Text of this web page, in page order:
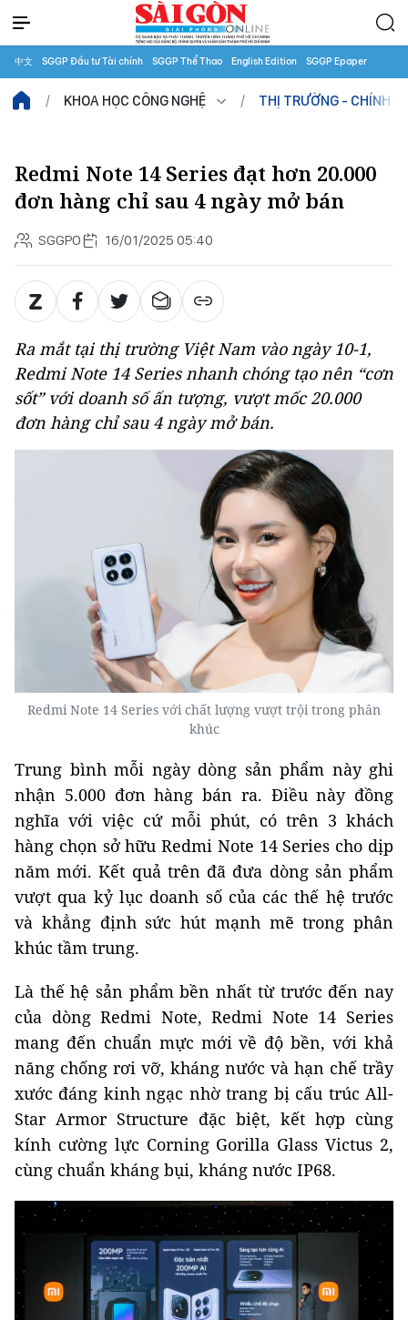
中文 SGGP Đầu tư Tài chính SGGP Thể Thao English Edition SGGP Epaper
KHOA HỌC CÔNG NGHỆ THỊ TRƯỜNG - CHÍNH
Redmi Note 14 Series đạt hơn 20.000
đơn hàng chỉ sau 4 ngày mở bán
SGGPO 16/01/2025 05:40
Ra mắt tại thị trường Việt Nam vào ngày 10-1,
Redmi Note 14 Series nhanh chóng tạo nên “cơn
sốt” với doanh số ấn tượng, vượt mốc 20.000
đơn hàng chỉ sau 4 ngày mở bán.
Redmi Note 14 Series với chất lượng vượt trội trong phân
khúc
Trung bình mỗi ngày dòng sản phẩm này ghi
nhận 5.000 đơn hàng bán ra. Điều này đồng
nghĩa với việc cứ mỗi phút, có trên 3 khách
hàng chọn sở hữu Redmi Note 14 Series cho dịp
năm mới. Kết quả trên đã đưa dòng sản phẩm
vượt qua kỷ lục doanh số của các thế hệ trước
và khẳng định sức hút mạnh mẽ trong phân
khúc tầm trung.
Là thế hệ sản phẩm bền nhất từ trước đến nay
của dòng Redmi Note, Redmi Note 14 Series
mang đến chuẩn mực mới về độ bền, với khả
năng chống rơi vỡ, kháng nước và hạn chế trầy
xước đáng kinh ngạc nhờ trang bị cấu trúc All-
Star Armor Structure đặc biệt, kết hợp cùng
kính cường lực Corning Gorilla Glass Victus 2,
cùng chuẩn kháng bụi, kháng nước IP68.